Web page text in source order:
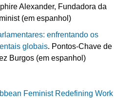
Alexander, Fundadora da
(em espanhol)
enfrentando os
globais. Pontos-Chave de
Burgos (em espanhol)
Feminist Redefining Work